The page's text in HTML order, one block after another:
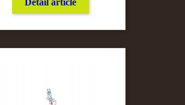
Détail article